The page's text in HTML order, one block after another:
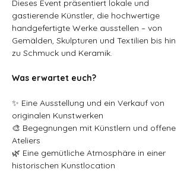
Dieses Event präsentiert lokale und
gastierende Künstler, die hochwertige
handgefertigte Werke ausstellen – von
Gemälden, Skulpturen und Textilien bis hin
zu Schmuck und Keramik.
Was erwartet euch?
✨ Eine Ausstellung und ein Verkauf von
originalen Kunstwerken
🎨 Begegnungen mit Künstlern und offene
Ateliers
🌿 Eine gemütliche Atmosphäre in einer
historischen Kunstlocation